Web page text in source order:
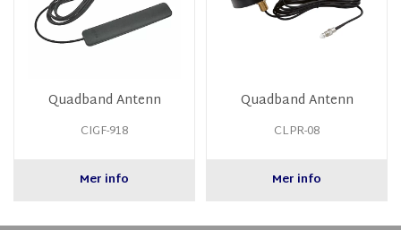
Quadband Antenn
CIGF-918
Mer info
Quadband Antenn
CLPR-08
Mer info